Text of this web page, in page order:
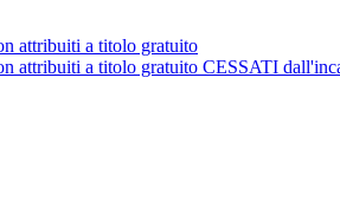
attribuiti a titolo gratuito
attribuiti a titolo gratuito CESSATI